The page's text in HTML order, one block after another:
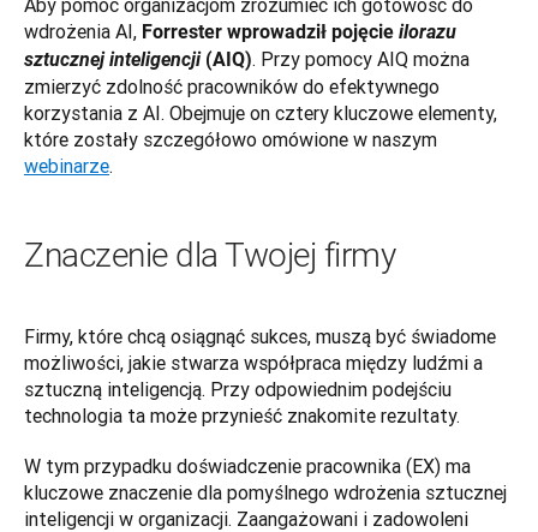
wdrożenia AI, Forrester wprowadził pojęcie ilorazu
sztucznej inteligencji (AIQ). Przy pomocy AIQ można
zmierzyć zdolność pracowników do efektywnego
korzystania z AI. Obejmuje on cztery kluczowe elementy,
webinarze.
Znaczenie dla Twojej firmy
Firmy, które chcą osiągnąć sukces, muszą być świadome
możliwości, jakie stwarza współpraca między ludźmi a
sztuczną inteligencją. Przy odpowiednim podejściu
technologia ta może przynieść znakomite rezultaty.
W tym przypadku doświadczenie pracownika (EX) ma
kluczowe znaczenie dla pomyślnego wdrożenia sztucznej
inteligencji w organizacji. Zaangażowani i zadowoleni